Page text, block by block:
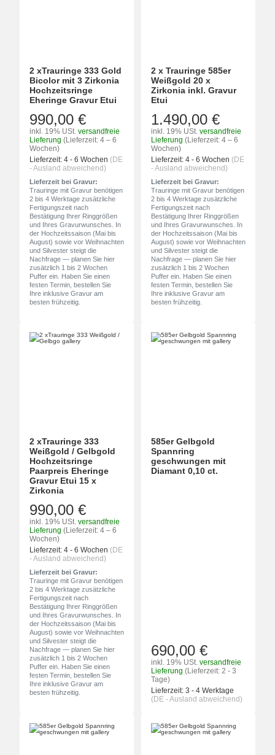
2 xTrauringe 333 Gold
Bicolor mit 3 Zirkonia
Hochzeitsringe
Eheringe Gravur Etui
990,00 €
inkl. 19% USt. versandfreie
Lieferung (Lieferzeit: 4 – 6
Wochen)
Lieferzeit: 4 - 6 Wochen (DE
- Ausland abweichend)
Lieferzeit bei Gravur:
Trauringe mit Gravur benötigen
2 bis 4 Werktage zusätzliche
Fertigungszeit nach
Bestätigung Ihrer Ringgrößen
und Ihres Gravurwunsches. In
der Hochzeitssaison (Mai bis
August) sowie vor Weihnachten
und Silvester steigt die
Nachfrage — planen Sie hier
zusätzlich 1 bis 2 Wochen
Puffer ein. Haben Sie einen
festen Termin, bestellen Sie
Ihre inklusive Gravur am
besten frühzeitig.
2 x Trauringe 585er
Weißgold 20 x
Zirkonia inkl. Gravur
Etui
1.490,00 €
inkl. 19% USt. versandfreie
Lieferung (Lieferzeit: 4 – 6
Wochen)
Lieferzeit: 4 - 6 Wochen (DE
- Ausland abweichend)
Lieferzeit bei Gravur:
Trauringe mit Gravur benötigen
2 bis 4 Werktage zusätzliche
Fertigungszeit nach
Bestätigung Ihrer Ringgrößen
und Ihres Gravurwunsches. In
der Hochzeitssaison (Mai bis
August) sowie vor Weihnachten
und Silvester steigt die
Nachfrage — planen Sie hier
zusätzlich 1 bis 2 Wochen
Puffer ein. Haben Sie einen
festen Termin, bestellen Sie
Ihre inklusive Gravur am
besten frühzeitig.
2 xTrauringe 333
Weißgold / Gelbgold
Hochzeitsringe
Paarpreis Eheringe
Gravur Etui 15 x
Zirkonia
990,00 €
inkl. 19% USt. versandfreie
Lieferung (Lieferzeit: 4 – 6
Wochen)
Lieferzeit: 4 - 6 Wochen (DE
- Ausland abweichend)
Lieferzeit bei Gravur:
Trauringe mit Gravur benötigen
2 bis 4 Werktage zusätzliche
Fertigungszeit nach
Bestätigung Ihrer Ringgrößen
und Ihres Gravurwunsches. In
der Hochzeitssaison (Mai bis
August) sowie vor Weihnachten
und Silvester steigt die
Nachfrage — planen Sie hier
zusätzlich 1 bis 2 Wochen
Puffer ein. Haben Sie einen
festen Termin, bestellen Sie
Ihre inklusive Gravur am
besten frühzeitig.
585er Gelbgold
Spannring
geschwungen mit
Diamant 0,10 ct.
690,00 €
inkl. 19% USt. versandfreie
Lieferung (Lieferzeit: 2 - 3
Tage)
Lieferzeit: 3 - 4 Werktage
(DE - Ausland abweichend)